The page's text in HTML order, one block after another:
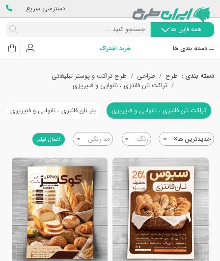
دسترسی سریع
همه فایل ها
دسته بندی ها خرید اشتراک
دسته بندی : طرح طراحی
طرح تراکت و پوستر تبلیغاتی
تراکت نان فانتزی ، نانوایی و فتیرپزی
تراکت نان فانتزی ، نانوایی و فتیرپزی بنر نان فانتزی ، نانوایی و فتیرپزی
×جدیدترین ها رنگ مد رنگی اعمال فیلتر